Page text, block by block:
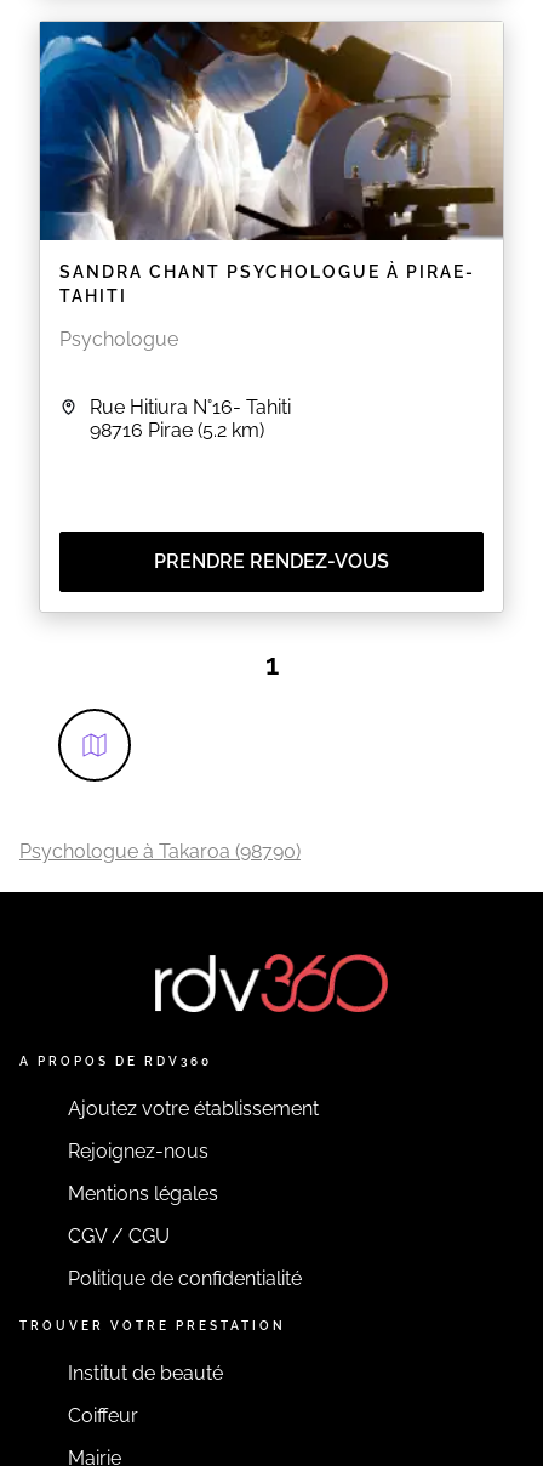
Mahinaavec :
- BRILLAND Sophie, Psychologue Clinicienne
Secretariat : (+689) 87.34.30.17 ou
secretariat.psychologue@gmail.com
EN SAVOIR PLUS
SANDRA CHANT PSYCHOLOGUE À PIRAE-
TAHITI
Psychologue
Rue Hitiura N°16- Tahiti
98716 Pirae (5.2 km)
PRENDRE RENDEZ-VOUS
1
Psychologue à Takaroa (98790)
A PROPOS DE RDV360
Ajoutez votre établissement
Rejoignez-nous
Mentions légales
CGV / CGU
Politique de confidentialité
TROUVER VOTRE PRESTATION
Institut de beauté
Coiffeur
Mairie